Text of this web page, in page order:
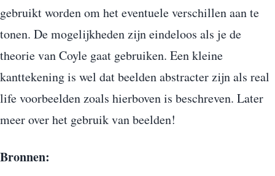
gebruikt worden om het eventuele verschillen aan te
tonen. De mogelijkheden zijn eindeloos als je de
theorie van Coyle gaat gebruiken. Een kleine
kanttekening is wel dat beelden abstracter zijn als real
life voorbeelden zoals hierboven is beschreven. Later
meer over het gebruik van beelden!
Bronnen: